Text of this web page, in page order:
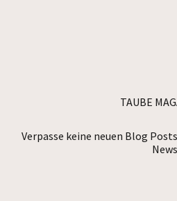
TAUBE
Verpasse keine neuen Blog